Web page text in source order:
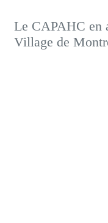
Le CAPAHC en
Village de